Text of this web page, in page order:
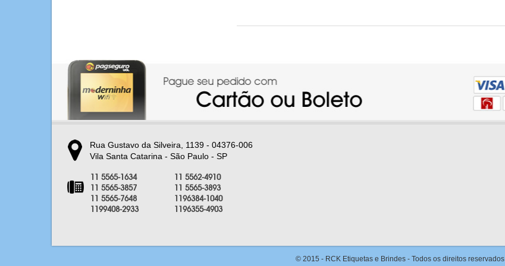
Rua Gustavo da Silveira, 1139 - 04376-006
Vila Santa Catarina - São Paulo - SP
11 5565-1634
11 5562-4910
11 5565-3857
11 5565-3893
11 5565-7648
1196384-1040
1199408-2933
1196355-4903
© 2015 - RCK Etiquetas e Brindes - Todos os direitos reservados